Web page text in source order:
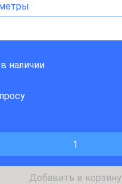
наличии
Добавить в корзину